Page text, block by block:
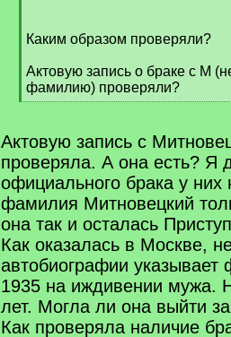
]
Каким образом проверяли?
Актовую запись о браке с М
фамилию) проверяли?
[
q
Актовую запись с
проверяла. А она есть? Я
официального брака у них
фамилия Митновецкий
она так и осталась
Как оказалась в Москве,
автобиографии указывает
1935 на иждивении мужа.
лет. Могла ли она выйти
Как проверяла наличие